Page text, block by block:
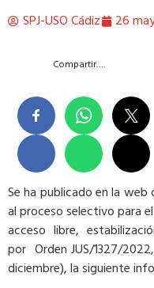
SPJ-USO Cádiz 26
Compartir….
Se ha publicado en la
al proceso selectivo para
acceso libre,
por Orden JUS/1327/
diciembre), la siguiente